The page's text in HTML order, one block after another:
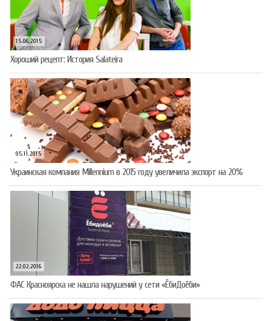
15.06.2015
Хороший рецепт: История Salateira
05.11.2015
Украинская компания Millennium в 2015 году увеличила экспорт на 20%
22.02.2016
ФАС Красноярска не нашла нарушений у сети «ЁбиДоёби»